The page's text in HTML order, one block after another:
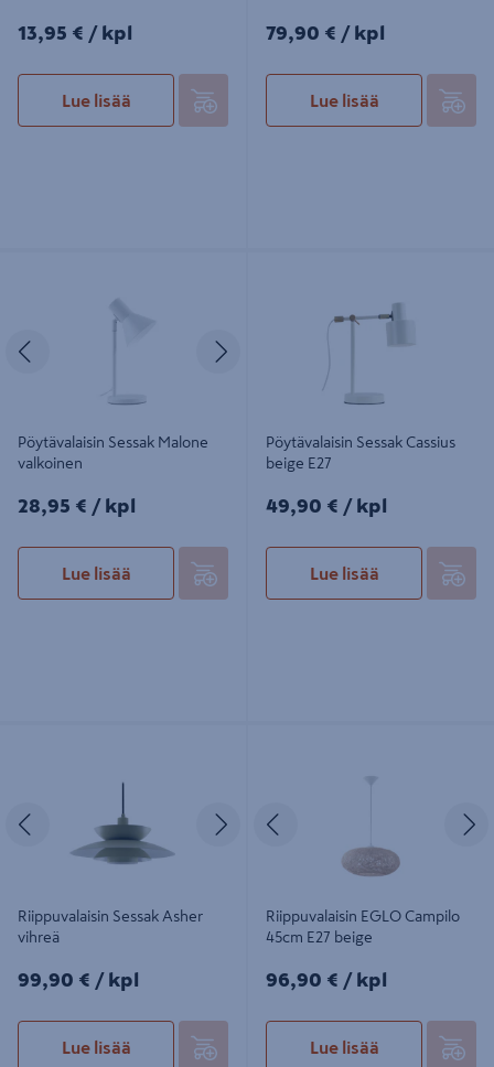
13,95€/kpl
13,95 € / kpl
Lue lisää
79,90€/kpl
79,90 € / kpl
Lue lisää
Pöytävalaisin Sessak Malone
valkoinen
28,95€/kpl
28,95 € / kpl
Lue lisää
Pöytävalaisin Sessak Cassius
beige E27
49,90€/kpl
49,90 € / kpl
Lue lisää
Seuraava
Riippuvalaisin Sessak Asher
vihreä
99,90€/kpl
99,90 € / kpl
Lue lisää
Riippuvalaisin EGLO Campilo
45cm E27 beige
96,90€/kpl
96,90 € / kpl
Lue lisää